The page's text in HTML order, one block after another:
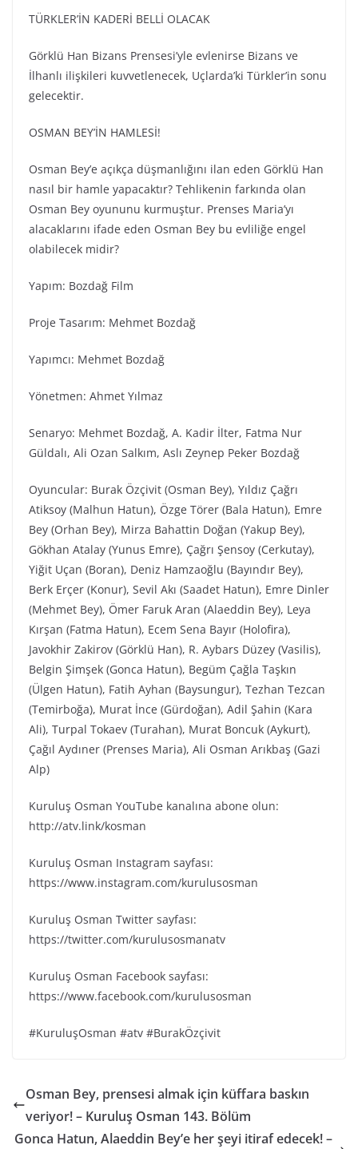
TÜRKLER’İN KADERİ BELLİ OLACAK
Görklü Han Bizans Prensesi’yle evlenirse Bizans ve
İlhanlı ilişkileri kuvvetlenecek, Uçlarda’ki Türkler’in sonu
gelecektir.
OSMAN BEY’İN HAMLESİ!
Osman Bey’e açıkça düşmanlığını ilan eden Görklü Han
nasıl bir hamle yapacaktır? Tehlikenin farkında olan
Osman Bey oyununu kurmuştur. Prenses Maria’yı
alacaklarını ifade eden Osman Bey bu evliliğe engel
olabilecek midir?
Yapım: Bozdağ Fi̇lm
Proje Tasarım: Mehmet Bozdağ
Yapımcı: Mehmet Bozdağ
Yönetmen: Ahmet Yılmaz
Senaryo: Mehmet Bozdağ, A. Kadir İlter, Fatma Nur
Güldalı, Ali Ozan Salkım, Aslı Zeynep Peker Bozdağ
Oyuncular: Burak Özçivit (Osman Bey), Yıldız Çağrı
Atiksoy (Malhun Hatun), Özge Törer (Bala Hatun), Emre
Bey (Orhan Bey), Mirza Bahattin Doğan (Yakup Bey),
Gökhan Atalay (Yunus Emre), Çağrı Şensoy (Cerkutay),
Yiğit Uçan (Boran), Deniz Hamzaoğlu (Bayındır Bey),
Berk Erçer (Konur), Sevil Akı (Saadet Hatun), Emre Dinler
(Mehmet Bey), Ömer Faruk Aran (Alaeddin Bey), Leya
Kırşan (Fatma Hatun), Ecem Sena Bayır (Holofira),
Javokhir Zakirov (Görklü Han), R. Aybars Düzey (Vasilis),
Belgin Şimşek (Gonca Hatun), Begüm Çağla Taşkın
(Ülgen Hatun), Fatih Ayhan (Baysungur), Tezhan Tezcan
(Temirboğa), Murat İnce (Gürdoğan), Adil Şahin (Kara
Ali), Turpal Tokaev (Turahan), Murat Boncuk (Aykurt),
Çağıl Aydıner (Prenses Maria), Ali Osman Arıkbaş (Gazi
Alp)
Kuruluş Osman YouTube kanalına abone olun:
http://atv.link/kosman
Kuruluş Osman Instagram sayfası:
https://www.instagram.com/kurulusosman
Kuruluş Osman Twitter sayfası:
https://twitter.com/kurulusosmanatv
Kuruluş Osman Facebook sayfası:
https://www.facebook.com/kurulusosman
#KuruluşOsman #atv #BurakÖzçivit
Osman Bey, prensesi almak için küffara baskın
veriyor! – Kuruluş Osman 143. Bölüm
Gonca Hatun, Alaeddin Bey’e her şeyi itiraf edecek! –